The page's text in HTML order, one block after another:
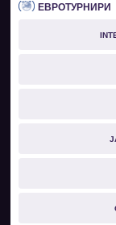
ЕВРОТУРНИРИ